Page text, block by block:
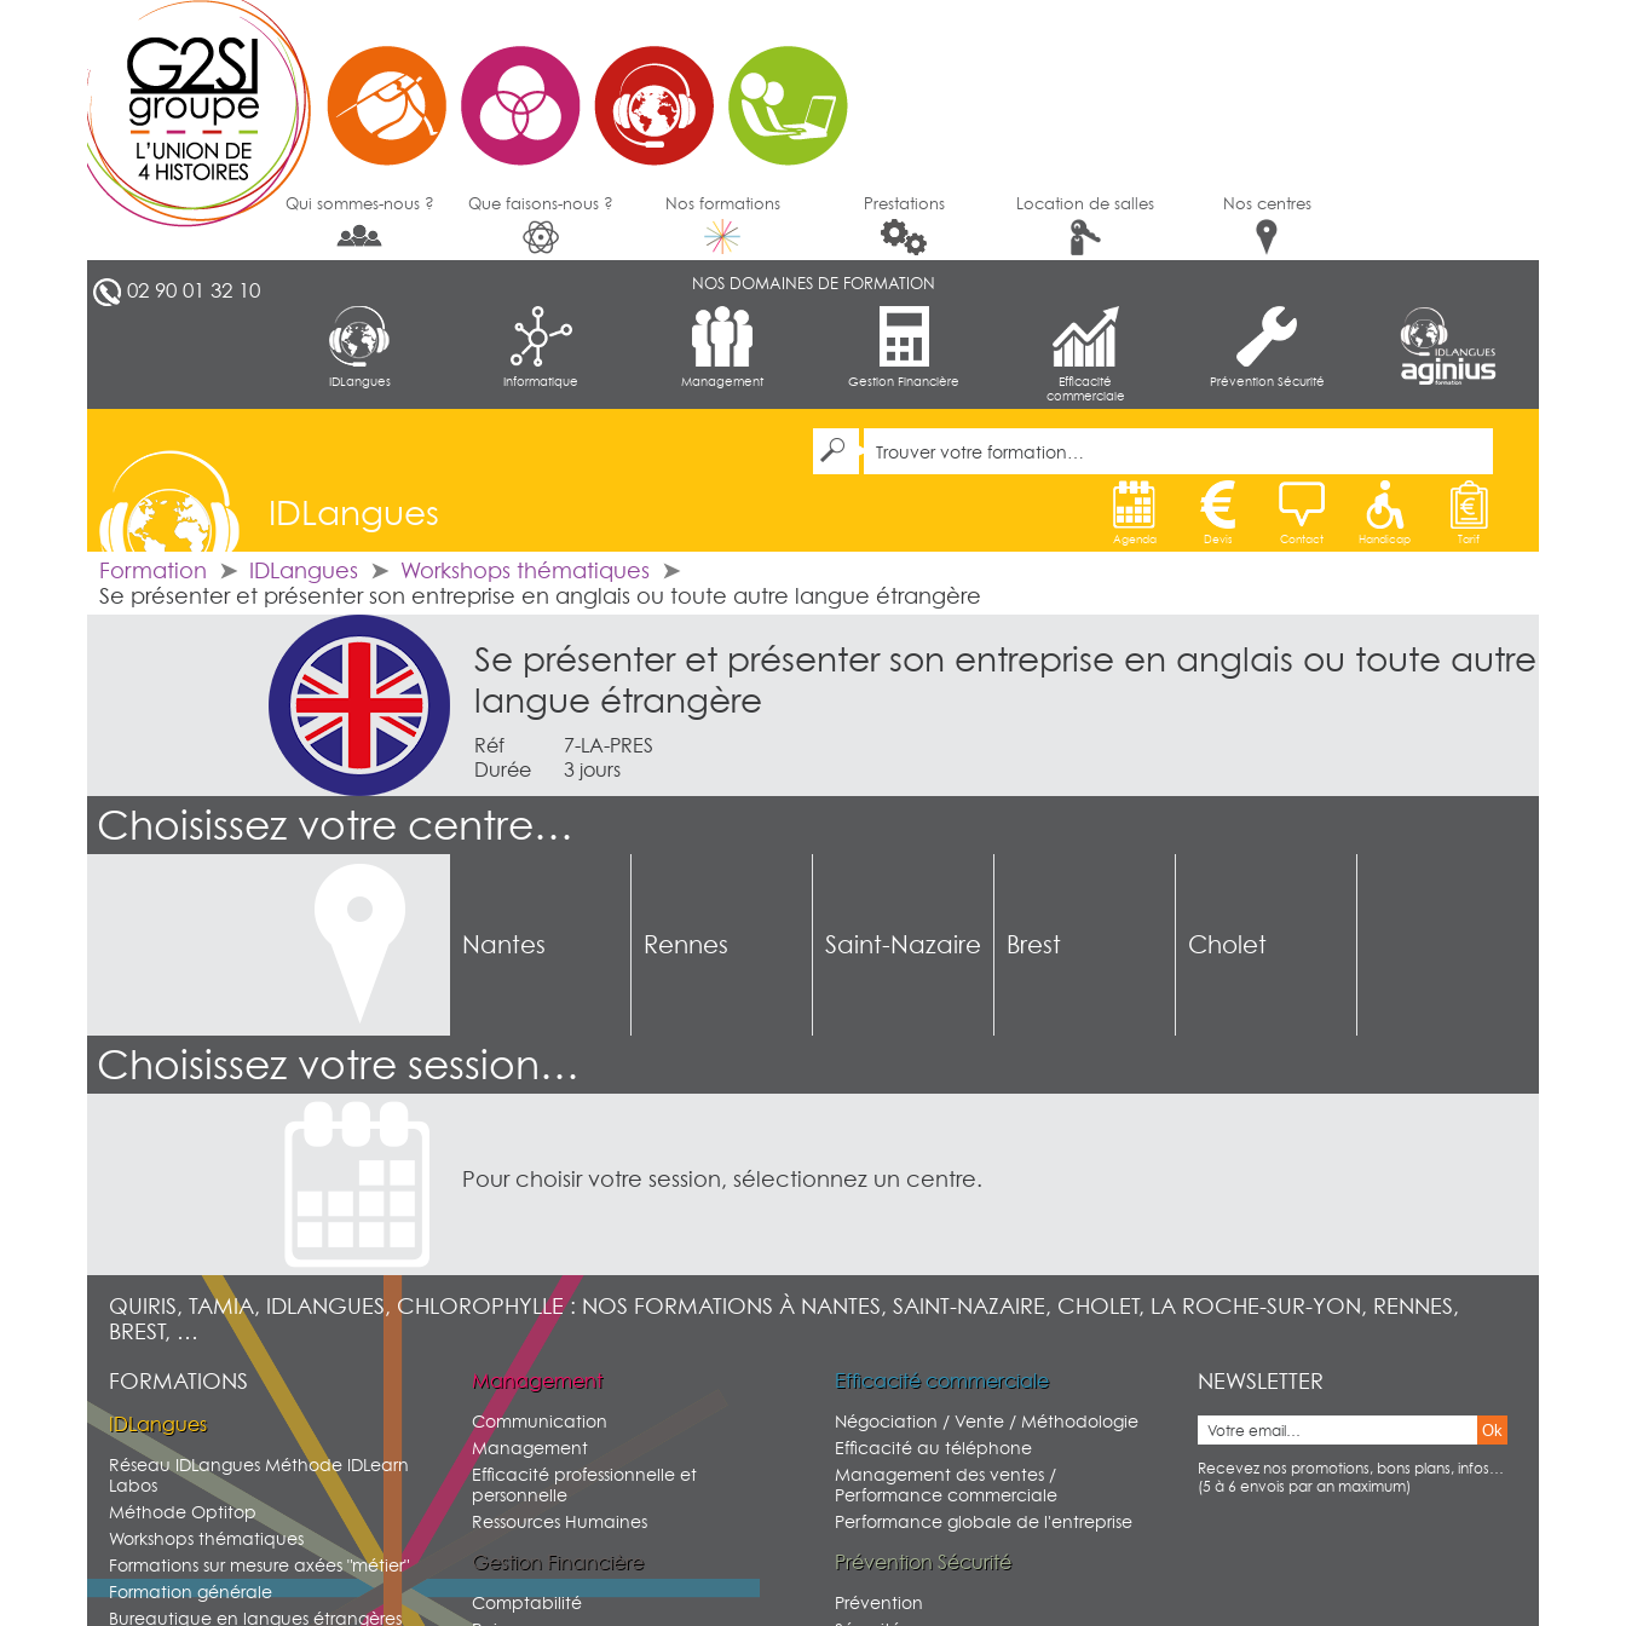
Qui sommes-nous ? Que faisons-nous ? Nos formations Prestations Location de salles Nos centres
02 90 01 32 10 NOS DOMAINES DE FORMATION
IDLangues Informatique Management Gestion Financière
Efficacité
commerciale
Prévention Sécurité
IDLangues
Agenda Devis Contact Handicap Tarif
Formation IDLangues
Workshops thématiques
Se présenter et présenter son entreprise en anglais ou toute autre langue étrangère
Se présenter et présenter son entreprise en anglais ou toute autre
langue étrangère
Réf
7-LA-PRES
Durée
3 jours
Choisissez votre centre…
Nantes Rennes Saint-Nazaire Brest Cholet
Choisissez votre session…
Pour choisir votre session, sélectionnez un centre.
QUIRIS, TAMIA, IDLANGUES, CHLOROPHYLLE : NOS FORMATIONS À NANTES, SAINT-NAZAIRE, CHOLET, LA ROCHE-SUR-YON, RENNES,
BREST, …
FORMATIONS
IDLangues
Réseau IDLangues Méthode IDLearn
Labos
Méthode Optitop
Workshops thématiques
Formations sur mesure axées "métier"
Formation générale
Bureautique en langues étrangères
Management
Communication
Management
Efficacité professionnelle et
personnelle
Ressources Humaines
Gestion Financière
Comptabilité
Efficacité commerciale
Négociation / Vente / Méthodologie
Efficacité au téléphone
Management des ventes /
Performance commerciale
Performance globale de l'entreprise
Prévention Sécurité
Prévention
NEWSLETTER
Ok
Recevez nos promotions, bons plans, infos…
(5 à 6 envois par an maximum)